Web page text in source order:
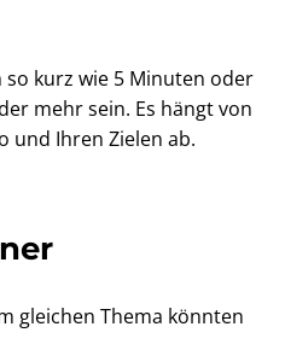
kurz wie 5 Minuten oder
mehr sein. Es hängt von
und Ihren Zielen ab.
gleichen Thema könnten